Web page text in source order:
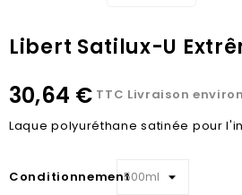
Libert Satilux-U
30,64 € TTC Livraison
Laque polyuréthane satinée pour
Conditionnement